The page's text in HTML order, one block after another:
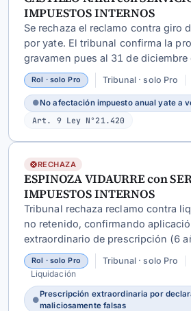
IMPUESTOS INTERNOS
Se rechaza el reclamo contra giro
por yate. El tribunal confirma la
gravamen pues al 31 de
bruto oficial era 20,56 (superior al
no afectación) y no se acreditó
federados.
Rol · solo Pro Tribunal · solo Pro
●No afectación impuesto anual yate a
Art. 9 Ley N°21.420
RECHAZA
ESPINOZA VIDAURRE con
IMPUESTOS INTERNOS
Tribunal rechaza reclamo contra
no retenido, confirmando
extraordinario de prescripción (6
declaraciones maliciosamente
de chatarra.
Rol · solo Pro Tribunal · solo Pro
Liquidación
●
Prescripción extraordinaria por
maliciosamente falsas